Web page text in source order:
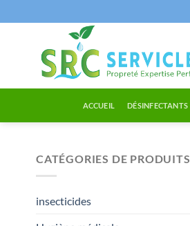
au
ACCUEIL DÉSINFECTANTS
CATÉGORIES DE PRODUITS
insecticides